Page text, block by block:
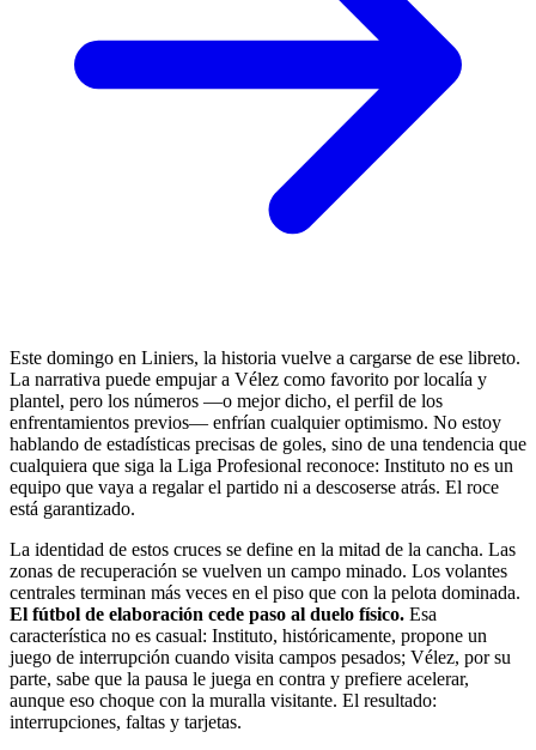
Este domingo en Liniers, la historia vuelve a cargarse de ese libreto.
La narrativa puede empujar a Vélez como favorito por localía y
plantel, pero los números —o mejor dicho, el perfil de los
enfrentamientos previos— enfrían cualquier optimismo. No estoy
hablando de estadísticas precisas de goles, sino de una tendencia que
cualquiera que siga la Liga Profesional reconoce: Instituto no es un
equipo que vaya a regalar el partido ni a descoserse atrás. El roce
está garantizado.
La identidad de estos cruces se define en la mitad de la cancha. Las
zonas de recuperación se vuelven un campo minado. Los volantes
centrales terminan más veces en el piso que con la pelota dominada.
El fútbol de elaboración cede paso al duelo físico. Esa
característica no es casual: Instituto, históricamente, propone un
juego de interrupción cuando visita campos pesados; Vélez, por su
parte, sabe que la pausa le juega en contra y prefiere acelerar,
aunque eso choque con la muralla visitante. El resultado:
interrupciones, faltas y tarjetas.